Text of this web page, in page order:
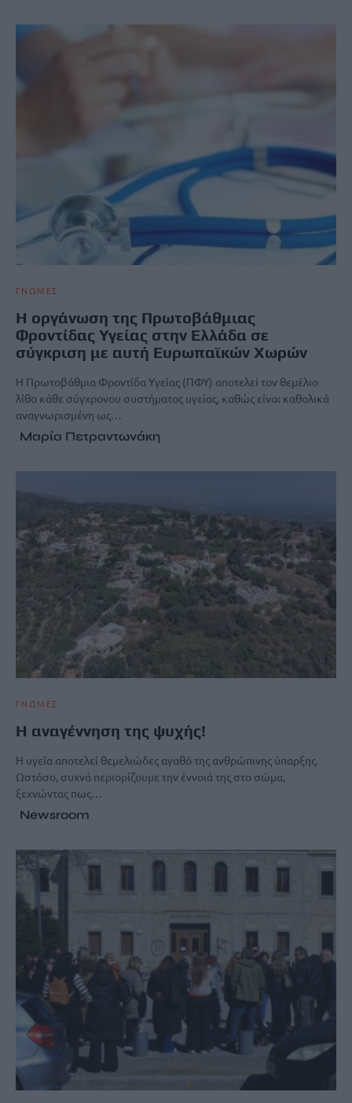
ΓΝΩΜΕΣ
Η οργάνωση της Πρωτοβάθμιας
Φροντίδας Υγείας στην Ελλάδα σε
σύγκριση με αυτή Ευρωπαϊκών Χωρών
Η Πρωτοβάθμια Φροντίδα Υγείας (ΠΦΥ) αποτελεί τον θεμέλιο
λίθο κάθε σύγχρονου συστήματος υγείας, καθώς είναι καθολικά
αναγνωρισμένη ως…
Μαρία Πετραντωνάκη
ΓΝΩΜΕΣ
Η αναγέννηση της ψυχής!
Η υγεία αποτελεί θεμελιώδες αγαθό της ανθρώπινης ύπαρξης.
Ωστόσο, συχνά περιορίζουμε την έννοιά της στο σώμα,
ξεχνώντας πως…
Newsroom